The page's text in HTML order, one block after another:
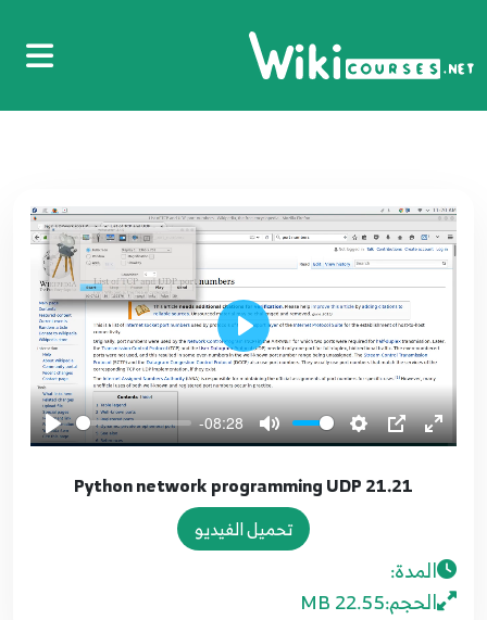
-08:28
Play
21.21 Python network programming UDP
تحميل الفيديو
المدة:
الحجم:22.55 MB
104.104 Python network programming WiFi
17
11.11 Python network programming ----
بمساعدة Socket link layer
18
12.12 Python network programming -- بمساعدة
Socket & JSON object , Array
13.13 Python network programming --- الية
عمل تطبيقات بايثون
20الانترنت